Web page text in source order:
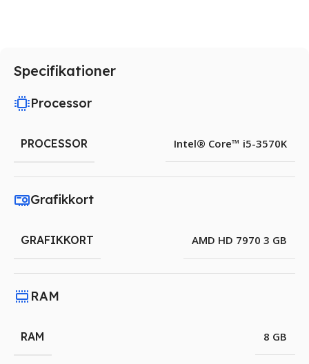
Specifikationer
Processor
PROCESSOR Intel® Core™ i5-3570K
Grafikkort
GRAFIKKORT AMD HD 7970 3 GB
RAM
RAM 8 GB